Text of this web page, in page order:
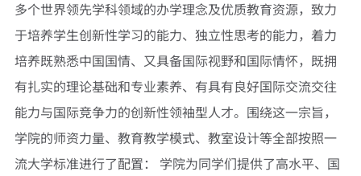
多个世界领先学科领域的办学理念及优质教育资源，致力
于培养学生创新性学习的能力、独立性思考的能力，着力
培养既熟悉中国国情、又具备国际视野和国际情怀，既拥
有扎实的理论基础和专业素养、有具有良好国际交流交往
能力与国际竞争力的创新性领袖型人才。围绕这一宗旨，
学院的师资力量、教育教学模式、教室设计等全部按照一
流大学标准进行了配置： 学院为同学们提供了高水平、国